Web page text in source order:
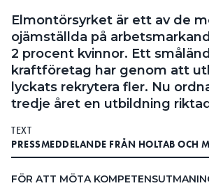
Annonsera
Läs E-tidningen
Om tidningen
Kontakt
Search for:
Elmontörsyrket är ett av de
ojämställda på
2 procent kvinnor. Ett
kraftföretag har genom att
lyckats rekrytera fler. Nu
tredje året en utbildning
TEXT
PRESSMEDDELANDE FRÅN HOLTAB OCH
FÖR ATT MÖTA